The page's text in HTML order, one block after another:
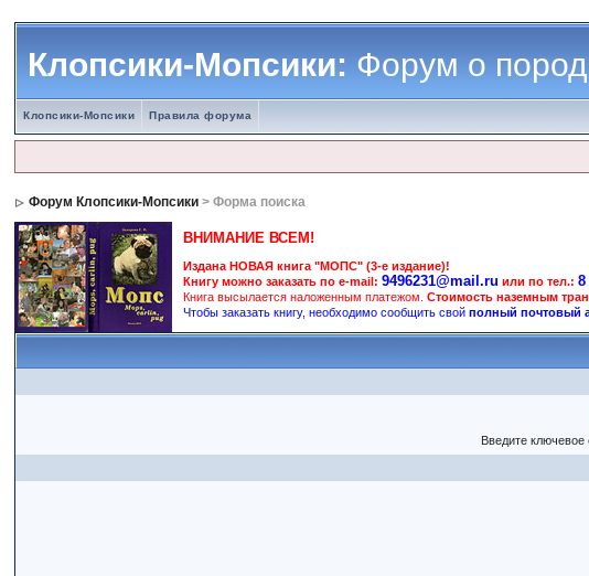
Клопсики-Мопсики:Форум о
Клопсики-Мопсики Правила форума
Форум Клопсики-Мопсики > Форма поиска
ВНИМАНИЕ ВСЕМ!
Издана НОВАЯ книга "МОПС" (3-е издание)!
Книгу можно заказать по e-mail:9496231@mail.ru или по тел.:8
Книга высылается наложенным платежом.Стоимость наземным
Чтобы заказать книгу, необходимо сообщить свойполный почтовый
Введите ключевое